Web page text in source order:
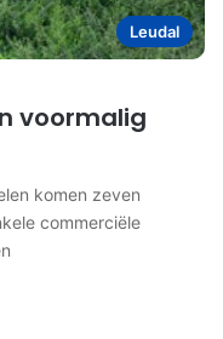
Leudal
voormalig
komen zeven
commerciële